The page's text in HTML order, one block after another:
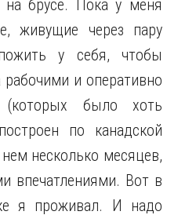
брусе. Пока у меня
живущие через пару
у себя, чтобы
и оперативно
(которых было хоть
по канадской
несколько месяцев,
впечатлениями. Вот в
я проживал. И надо